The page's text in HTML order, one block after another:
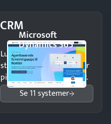
CRMMicrosoft
Dynamics 365
Luk flere salg med et
struktureret overblik over
pipeline og opfølgninger.
Se 11 systemer